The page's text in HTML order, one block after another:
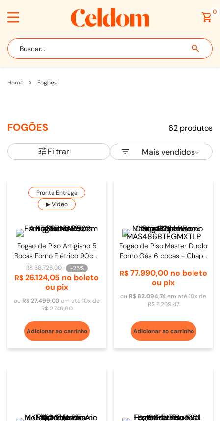
0
Buscar...
fogões
FOGÕES 62 produtos
Mais vendidos
Filtrar
Pronta Entrega
▶ Vídeo
Fogão de Piso Artigiano 5
Bocas Forno Elétrico 90cm
Inox - LNTC95MARTX2
R$36.726,00 -25%
R$ 26.124,05 no boleto
ou pix
ou R$27.499,00em até10x de
R$ 2.749,90
Adicionar ao carrinho
Fogão de Piso Master Duplo
Forno Gás 6 bocas + Chapa
MAS486BTFGMXTLP
R$ 77.990,00no boleto
ou pix
ou R$ 82.094,74em até10x de
R$ 8.209,47
Adicionar ao carrinho